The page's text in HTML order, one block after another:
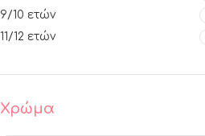
9/10 ετών
11/12 ετών
Χρώμα